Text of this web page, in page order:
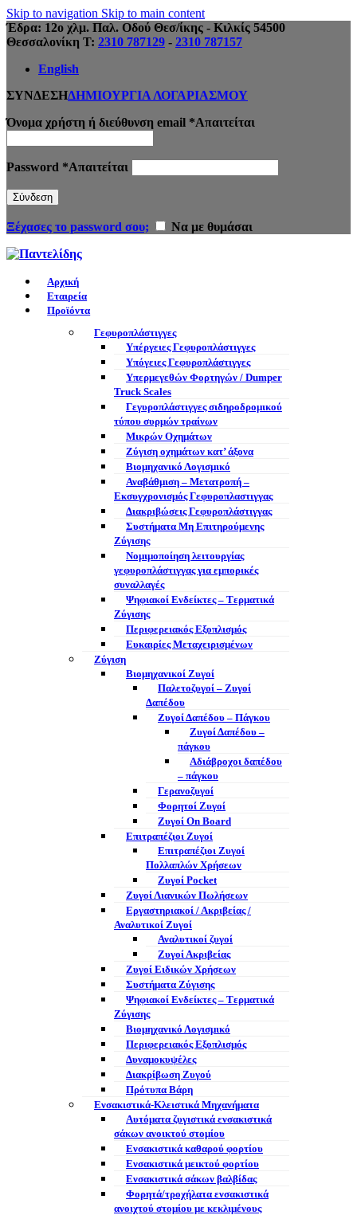
Skip to navigation Skip to main content
Έδρα: 12ο χλμ. Παλ. Οδού Θεσ/ίκης - Κιλκίς 54500
Θεσσαλονίκη Τ: 2310 787129 - 2310 787157
English
ΣΥΝΔΕΣΗΔΗΜΙΟΥΡΓΙΑ ΛΟΓΑΡΙΑΣΜΟΥ
Όνομα χρήστη ή διεύθυνση email *Απαιτείται
Password *Απαιτείται
Σύνδεση
Ξέχασες το password σου; Να με θυμάσαι
Αρχική
Εταιρεία
Προϊόντα
Γεφυροπλάστιγγες
Υπέργειες Γεφυροπλάστιγγες
Υπόγειες Γεφυροπλάστιγγες
Υπερμεγεθών Φορτηγών / Dumper
Truck Scales
Γεγυροπλάστιγγες σιδηροδρομικού
τύπου συρμών τραίνων
Μικρών Οχημάτων
Ζύγιση οχημάτων κατ’ άξονα
Βιομηχανικό Λογισμικό
Αναβάθμιση – Μετατροπή –
Εκσυγχρονισμός Γεφυροπλαστιγγας
Διακριβώσεις Γεφυροπλάστιγγας
Συστήματα Μη Επιτηρούμενης
Ζύγισης
Νομιμοποίηση λειτουργίας
γεφυροπλάστιγγας για εμπορικές
συναλλαγές
Ψηφιακοί Ενδείκτες – Tερματικά
Ζύγισης
Περιφερειακός Εξοπλισμός
Ευκαιρίες Μεταχειρισμένων
Ζύγιση
Βιομηχανικοί Ζυγοί
Παλετοζυγοί – Ζυγοί
Δαπέδου
Ζυγοί Δαπέδου – Πάγκου
Ζυγοί Δαπέδου –
πάγκου
Αδιάβροχοι δαπέδου
– πάγκου
Γερανοζυγοί
Φορητοί Ζυγοί
Ζυγοί On Board
Επιτραπέζιοι Ζυγοί
Επιτραπέζιοι Ζυγοί
Πολλαπλών Χρήσεων
Ζυγοί Pocket
Ζυγοί Λιανικών Πωλήσεων
Εργαστηριακοί / Ακριβείας /
Αναλυτικοί Ζυγοί
Αναλυτικοί ζυγοί
Ζυγοί Ακριβείας
Ζυγοί Ειδικών Χρήσεων
Συστήματα Ζύγισης
Ψηφιακοί Ενδείκτες – Tερματικά
Ζύγισης
Βιομηχανικό Λογισμικό
Περιφερειακός Εξοπλισμός
Δυναμοκυψέλες
Διακρίβωση Ζυγού
Πρότυπα Βάρη
Ενσακιστικά-Κλειστικά Μηχανήματα
Αυτόματα ζυγιστικά ενσακιστικά
σάκων ανοικτού στομίου
Ενσακιστικά καθαρού φορτίου
Ενσακιστικά μεικτού φορτίου
Eνσακιστικά σάκων βαλβίδας
Φορητά/τροχήλατα ενσακιστικά
ανοιχτού στομίου με κεκλιμένους